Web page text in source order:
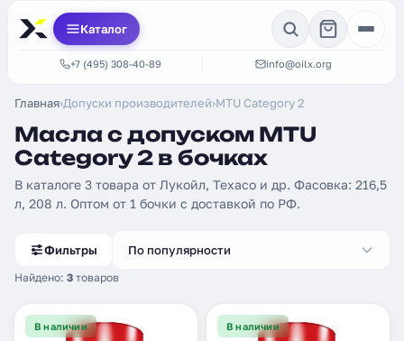
Каталог
+7 (495) 308-40-89 info@oilx.org
Главная›Допуски производителей›MTU Category 2
Масла с допуском MTU
Category 2 в бочках
В каталоге 3 товара от Лукойл, Texaco и др. Фасовка: 216,5
л, 208 л. Оптом от 1 бочки с доставкой по РФ.
Фильтры
Найдено: 3 товаров
По популярности
В наличии В наличии